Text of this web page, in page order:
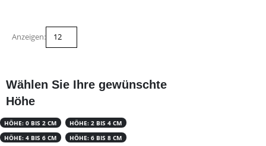
mit einer rutschfesten
Oberfläche…
Anzeigen:
Wählen Sie Ihre gewünschte
Höhe
HÖHE: 0 BIS 2 CM
HÖHE: 2 BIS 4 CM
HÖHE: 4 BIS 6 CM
HÖHE: 6 BIS 8 CM